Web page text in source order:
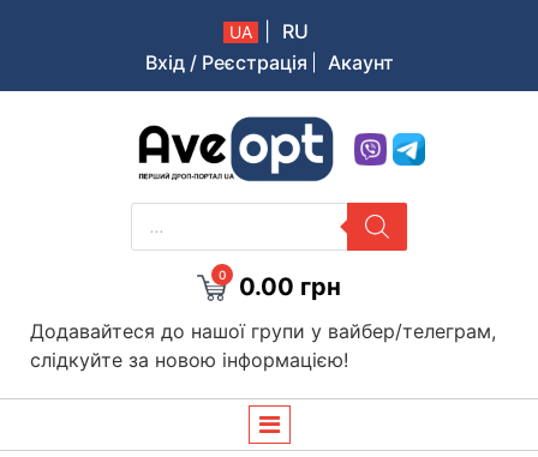
UA
RU
Вхід / Реєстрація
Акаунт
Aveopt – оптова дропшипінг платформа в Україні
PRODUCTS
SEARCH
0 0.00 грн
Додавайтеся до нашої групи у вайбер/телеграм,
слідкуйте за новою інформацією!